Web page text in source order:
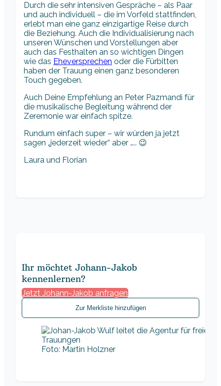
Durch die sehr intensiven Gespräche – als Paar
und auch individuell – die im Vorfeld stattfinden,
erlebt man eine ganz einzigartige Reise durch
die Beziehung. Auch die Individualisierung nach
unseren Wünschen und Vorstellungen aber
auch das Festhalten an so wichtigen Dingen
wie das Eheversprechen oder die Fürbitten
haben der Trauung einen ganz besonderen
Touch gegeben.
Auch Deine Empfehlung an Peter Pazmandi für
die musikalische Begleitung während der
Zeremonie war einfach spitze.
Rundum einfach super – wir würden ja jetzt
sagen „jederzeit wieder“ aber ….. 😉
Laura und Florian
Ihr möchtet Johann-Jakob
kennenlernen?
Jetzt Johann-Jakob anfragen
Zur Merkliste hinzufügen
Foto: Martin Holzner